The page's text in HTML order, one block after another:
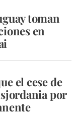
toman
en
el cese de
por